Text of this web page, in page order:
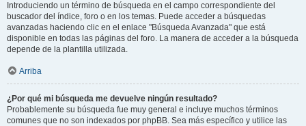
Introduciendo un término de búsqueda en el campo correspondiente del
buscador del índice, foro o en los temas. Puede acceder a búsquedas
avanzadas haciendo clic en el enlace "Búsqueda Avanzada" que está
disponible en todas las páginas del foro. La manera de acceder a la búsqueda
depende de la plantilla utilizada.
Arriba
¿Por qué mi búsqueda me devuelve ningún resultado?
Probablemente su búsqueda fue muy general e incluye muchos términos
comunes que no son indexados por phpBB. Sea más específico y utilice las